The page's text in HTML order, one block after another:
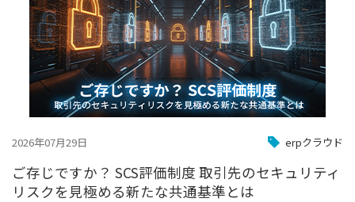
2026年07月29日 erpクラウド
ご存じですか？ SCS評価制度 取引先のセキュリティ
リスクを見極める新たな共通基準とは